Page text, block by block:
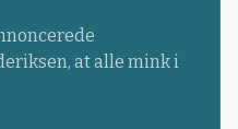
at alle mink i